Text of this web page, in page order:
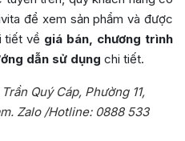
để xem sản phẩm và được
tiết về giá bán, chương trình
dẫn sử dụng chi tiết.
Quý Cáp, Phường 11,
. Zalo /Hotline: 0888 533